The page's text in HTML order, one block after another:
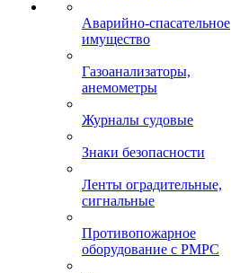
Аварийно-спасательное
имущество
Газоанализаторы,
анемометры
Журналы судовые
Знаки безопасности
Ленты оградительные,
сигнальные
Противопожарное
оборудование с РМРС